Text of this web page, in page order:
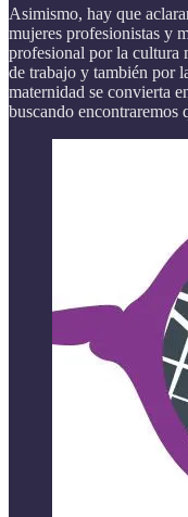
Asimismo, hay que
mujeres profesionistas y
profesional por la cultura
de trabajo y también por
maternidad se convierta
buscando encontraremos